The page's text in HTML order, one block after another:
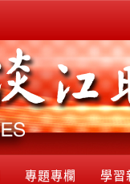
專題專欄 學習